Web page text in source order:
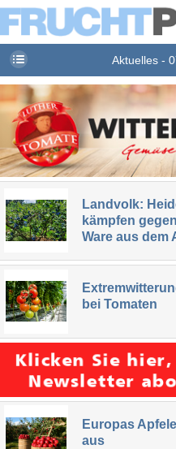
Aktuelles -
Landvolk:
kämpfen
Ware aus dem
bei Tomaten
Europas
aus